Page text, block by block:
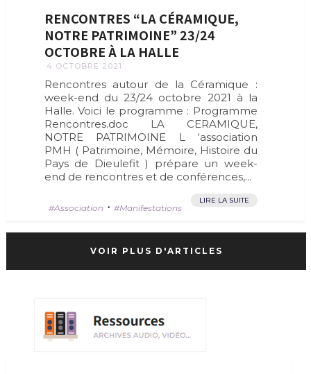
RENCONTRES “LA CÉRAMIQUE,
NOTRE PATRIMOINE” 23/24
OCTOBRE À LA HALLE
4 OCTOBRE 2021
Rencontres autour de la Céramique :
week-end du 23/24 octobre 2021 à la
Halle. Voici le programme : Programme
Rencontres.doc LA CERAMIQUE,
NOTRE PATRIMOINE L ‘association
PMH ( Patrimoine, Mémoire, Histoire du
Pays de Dieulefit ) prépare un week-
end de rencontres et de conférences,...
LIRE LA SUITE
Association • Manifestations
VOIR PLUS D'ARTICLES